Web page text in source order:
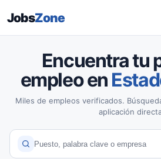
JobsZone
Encuentra tu
empleo en
Miles de empleos verificados.
aplicación